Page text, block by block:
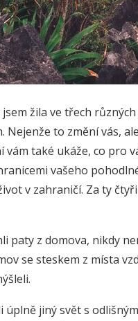
žila ve třech
Nejenže to změní vás,
vám také ukáže, co pro
vašeho
v zahraničí. Za ty
paty z domova, nikdy
se steskem z místa
úplně jiný svět s